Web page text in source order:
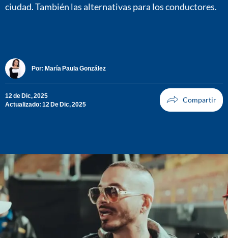
ciudad. También las alternativas para los conductores.
Por: María Paula González
12 de Dic, 2025
Actualizado: 12 De Dic, 2025